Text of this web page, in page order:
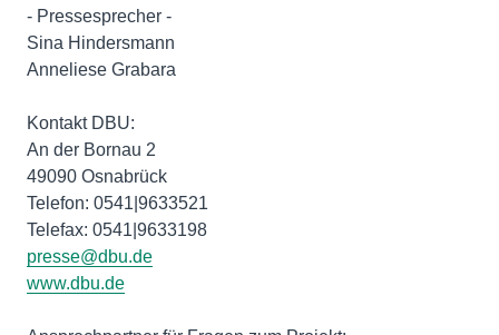
- Pressesprecher -
Sina Hindersmann
Anneliese Grabara
Kontakt DBU:
An der Bornau 2
49090 Osnabrück
Telefon: 0541|9633521
Telefax: 0541|9633198
presse@dbu.de
www.dbu.de